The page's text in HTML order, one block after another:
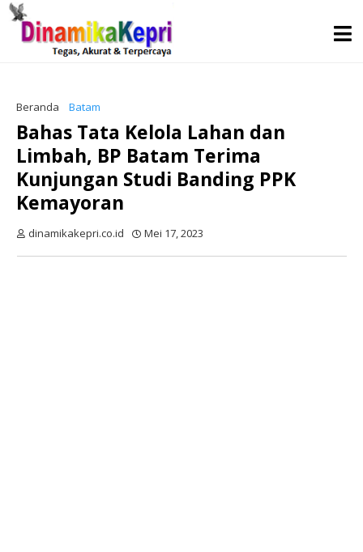
Beranda Batam
Bahas Tata Kelola Lahan dan
Limbah, BP Batam Terima
Kunjungan Studi Banding PPK
Kemayoran
dinamikakepri.co.id Mei 17, 2023